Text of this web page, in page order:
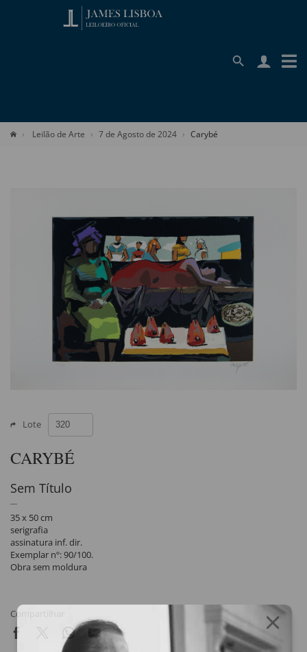
Leilão de Arte 7 de Agosto de 2024 Carybé
Lote
CARYBÉ
Sem Título
35 x 50 cm
serigrafia
assinatura inf. dir.
Exemplar nº: 90/100.
Obra sem moldura
Compartilhar